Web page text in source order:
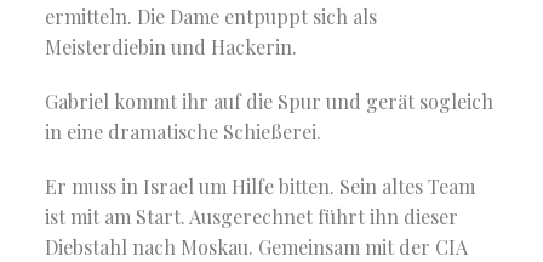
ermitteln. Die Dame entpuppt sich als
Meisterdiebin und Hackerin.
Gabriel kommt ihr auf die Spur und gerät sogleich
in eine dramatische Schießerei.
Er muss in Israel um Hilfe bitten. Sein altes Team
ist mit am Start. Ausgerechnet führt ihn dieser
Diebstahl nach Moskau. Gemeinsam mit der CIA